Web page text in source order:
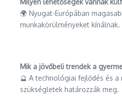
🌍 Nyugat-Európában
munkakörülményeket kínálnak.
Mik a jövőbeli trendek a
🔮 A technológiai fejlődés és a
szükségletek határozzák meg.